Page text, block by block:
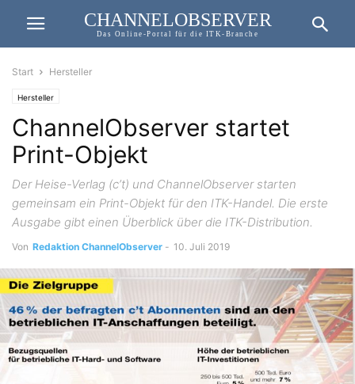
CHANNELOBSERVER
Das Online-Portal für die ITK-Branche
Start Hersteller
Hersteller
ChannelObserver startet
Print-Objekt
Der Heise-Verlag (c’t) und ChannelObserver starten
gemeinsam ein Print-Objekt für den ITK-Handel. Die erste
Ausgabe gibt einen Überblick über die ITK-Distribution.
Von Redaktion ChannelObserver - 10. Juli 2019